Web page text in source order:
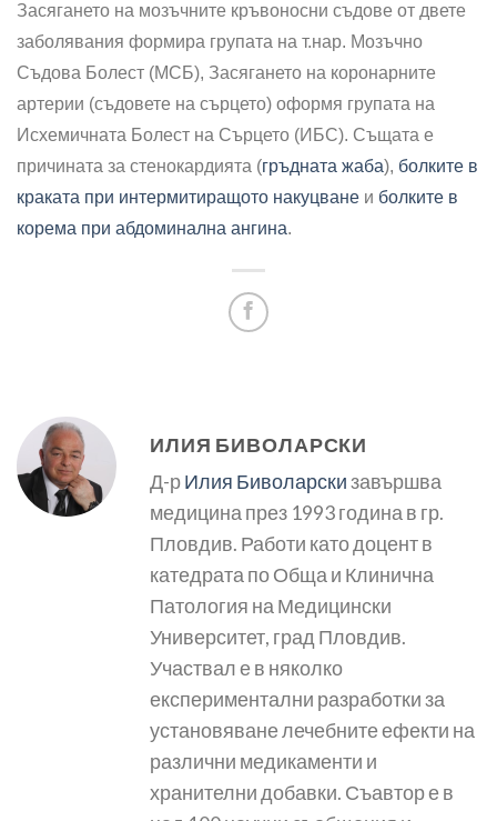
Засягането на мозъчните кръвоносни съдове от двете
заболявания формира групата на т.нар. Мозъчно
Съдова Болест (МСБ), Засягането на коронарните
артерии (съдовете на сърцето) оформя групата на
Исхемичната Болест на Сърцето (ИБС). Същата е
причината за стенокардията (гръдната жаба), болките в
краката при интермитиращото накуцване и болките в
корема при абдоминална ангина.
ИЛИЯ БИВОЛАРСКИ
Д-рИлия Биволарскизавършва
медицина през 1993 година в гр.
Пловдив. Работи като доцент в
катедрата по Обща и Клинична
Патология на Медицински
Университет, град Пловдив.
Участвал е в няколко
експериментални разработки за
установяване лечебните ефекти на
различни медикаменти и
хранителни добавки. Съавтор е в